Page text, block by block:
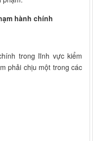
hành chính
trong lĩnh vực kiểm
phải chịu một trong các